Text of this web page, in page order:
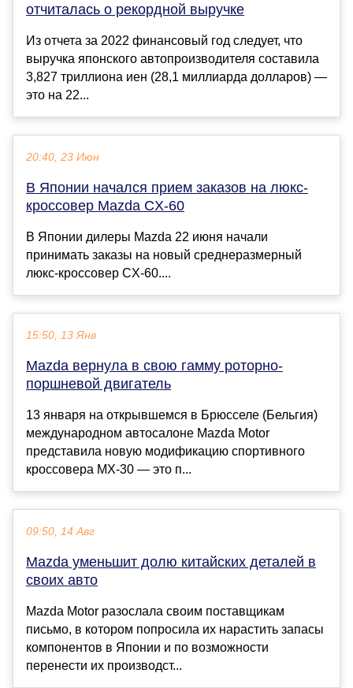
отчиталась о рекордной выручке
Из отчета за 2022 финансовый год следует, что
выручка японского автопроизводителя составила
3,827 триллиона иен (28,1 миллиарда долларов) —
это на 22...
20:40, 23 Июн
В Японии начался прием заказов на люкс-
кроссовер Mazda CX-60
В Японии дилеры Mazda 22 июня начали
принимать заказы на новый среднеразмерный
люкс-кроссовер CX-60....
15:50, 13 Янв
Mazda вернула в свою гамму роторно-
поршневой двигатель
13 января на открывшемся в Брюсселе (Бельгия)
международном автосалоне Mazda Motor
представила новую модификацию спортивного
кроссовера MX-30 — это п...
09:50, 14 Авг
Mazda уменьшит долю китайских деталей в
своих авто
Mazda Motor разослала своим поставщикам
письмо, в котором попросила их нарастить запасы
компонентов в Японии и по возможности
перенести их производст...